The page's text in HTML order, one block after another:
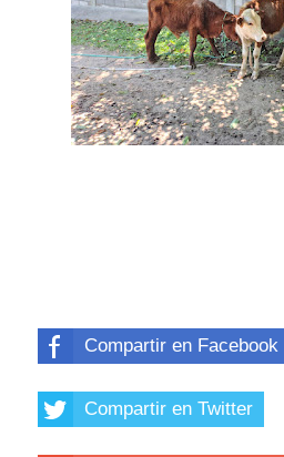
Compartir en Facebook
Compartir en Twitter